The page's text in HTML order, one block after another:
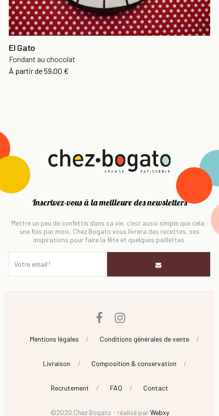
El Gato
Fondant au chocolat
À partir de59,00 €
Inscrivez-vous à la meilleure des newsletters
Mettre un peu de confettis dans sa vie, c'est aussi simple que cela :
une fois par mois, Chez Bogato vous livrera des recettes, ses
inspirations pour faire la fête et quelques paillettes.
Facebook
Mentions légales Conditions générales de vente
Livraison Composition & conservation
Recrutement FAQ Contact
©2020 Chez Bogato - réalisé parWebxy